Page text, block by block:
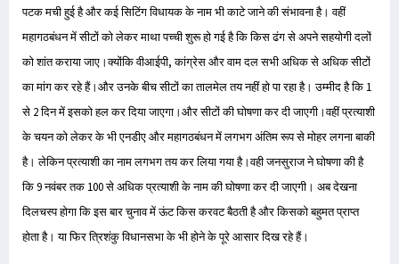
पटक मची हुई है और कई सिटिंग विधायक के नाम भी काटे जाने की संभावना है। वहीं
महागठबंधन में सीटों को लेकर माथा पच्ची शुरू हो गई है कि किस ढंग से अपने सहयोगी दलों
को शांत कराया जाए।क्योंकि वीआईपी, कांग्रेस और वाम दल सभी अधिक से अधिक सीटों
का मांग कर रहे हैं।और उनके बीच सीटों का तालमेल तय नहीं हो पा रहा है। उम्मीद है कि 1
से 2 दिन में इसको हल कर दिया जाएगा।और सीटों की घोषणा कर दी जाएगी।वहीं प्रत्याशी
के चयन को लेकर के भी एनडीए और महागठबंधन में लगभग अंतिम रूप से मोहर लगना बाकी
है। लेकिन प्रत्याशी का नाम लगभग तय कर लिया गया है।वही जनसुराज ने घोषणा की है
कि 9 नवंबर तक 100 से अधिक प्रत्याशी के नाम की घोषणा कर दी जाएगी। अब देखना
दिलचस्प होगा कि इस बार चुनाव में ऊंट किस करवट बैठती है और किसको बहुमत प्राप्त
होता है। या फिर त्रिशंकु विधानसभा के भी होने के पूरे आसार दिख रहे हैं।